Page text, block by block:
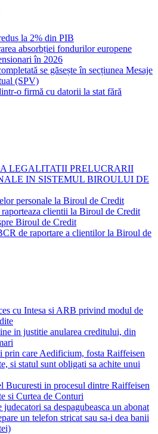
la 2% din PIB
absorbției fondurilor europene
în 2026
se găsește în secțiunea Mesaje
(SPV)
o firmă cu datorii la stat fără
LEGALITATII PRELUCRARII
IN SISTEMUL BIROULUI DE
personale la Biroul de Credit
clientii la Biroul de Credit
Biroul de Credit
de raportare a clientilor la Biroul de
cu Intesa si ARB privind modul de
in justitie anularea creditului, din
prin care Aedificium, fosta Raiffeisen
si statul sunt obligati sa achite unui
Bucuresti in procesul dintre Raiffeisen
si Curtea de Conturi
sa despagubeasca un abonat
un telefon stricat sau sa-i dea banii